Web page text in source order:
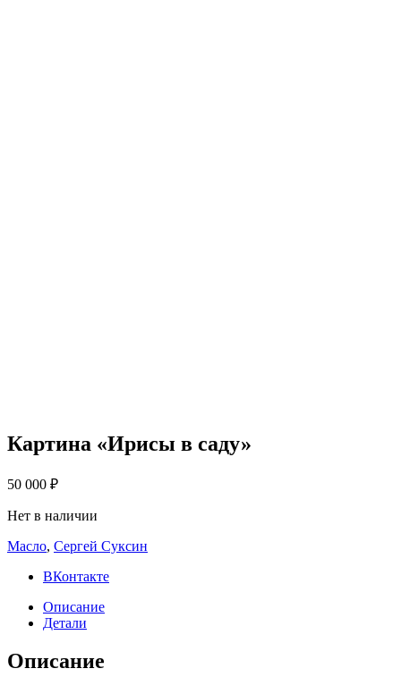
Картина «Ирисы в саду»
50 000 ₽
Нет в наличии
Масло, Сергей Суксин
ВКонтакте
Описание
Детали
Описание